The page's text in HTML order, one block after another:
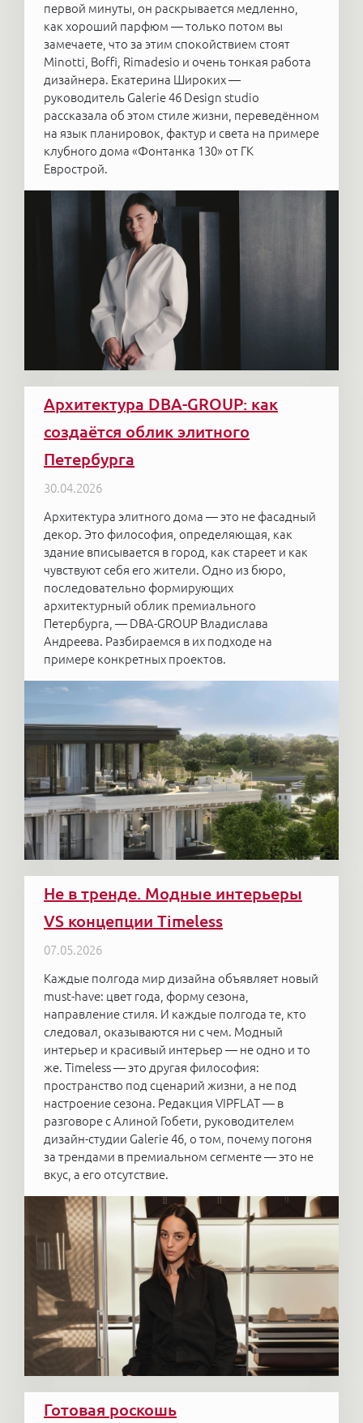
первой минуты, он раскрывается медленно,
как хороший парфюм — только потом вы
замечаете, что за этим спокойствием стоят
Minotti, Boffi, Rimadesio и очень тонкая работа
дизайнера. Екатерина Широких —
руководитель Galerie 46 Design studio
рассказала об этом стиле жизни, переведённом
на язык планировок, фактур и света на примере
клубного дома «Фонтанка 130» от ГК
Еврострой.
Архитектура DBA-GROUP: как
создаётся облик элитного
Петербурга
30.04.2026
Архитектура элитного дома — это не фасадный
декор. Это философия, определяющая, как
здание вписывается в город, как стареет и как
чувствуют себя его жители. Одно из бюро,
последовательно формирующих
архитектурный облик премиального
Петербурга, — DBA-GROUP Владислава
Андреева. Разбираемся в их подходе на
примере конкретных проектов.
Не в тренде. Модные интерьеры
VS концепции Timeless
07.05.2026
Каждые полгода мир дизайна объявляет новый
must-have: цвет года, форму сезона,
направление стиля. И каждые полгода те, кто
следовал, оказываются ни с чем. Модный
интерьер и красивый интерьер — не одно и то
же. Timeless — это другая философия:
пространство под сценарий жизни, а не под
настроение сезона. Редакция VIPFLAT — в
разговоре с Алиной Гобети, руководителем
дизайн-студии Galerie 46, о том, почему погоня
за трендами в премиальном сегменте — это не
вкус, а его отсутствие.
Готовая роскошь